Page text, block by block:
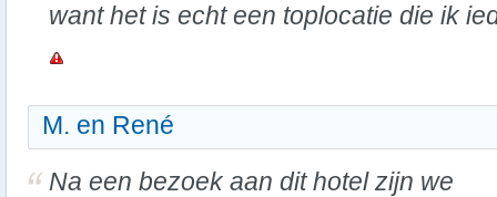
want het is echt een toplocatie die ik
M. en René
Na een bezoek aan dit hotel zijn we